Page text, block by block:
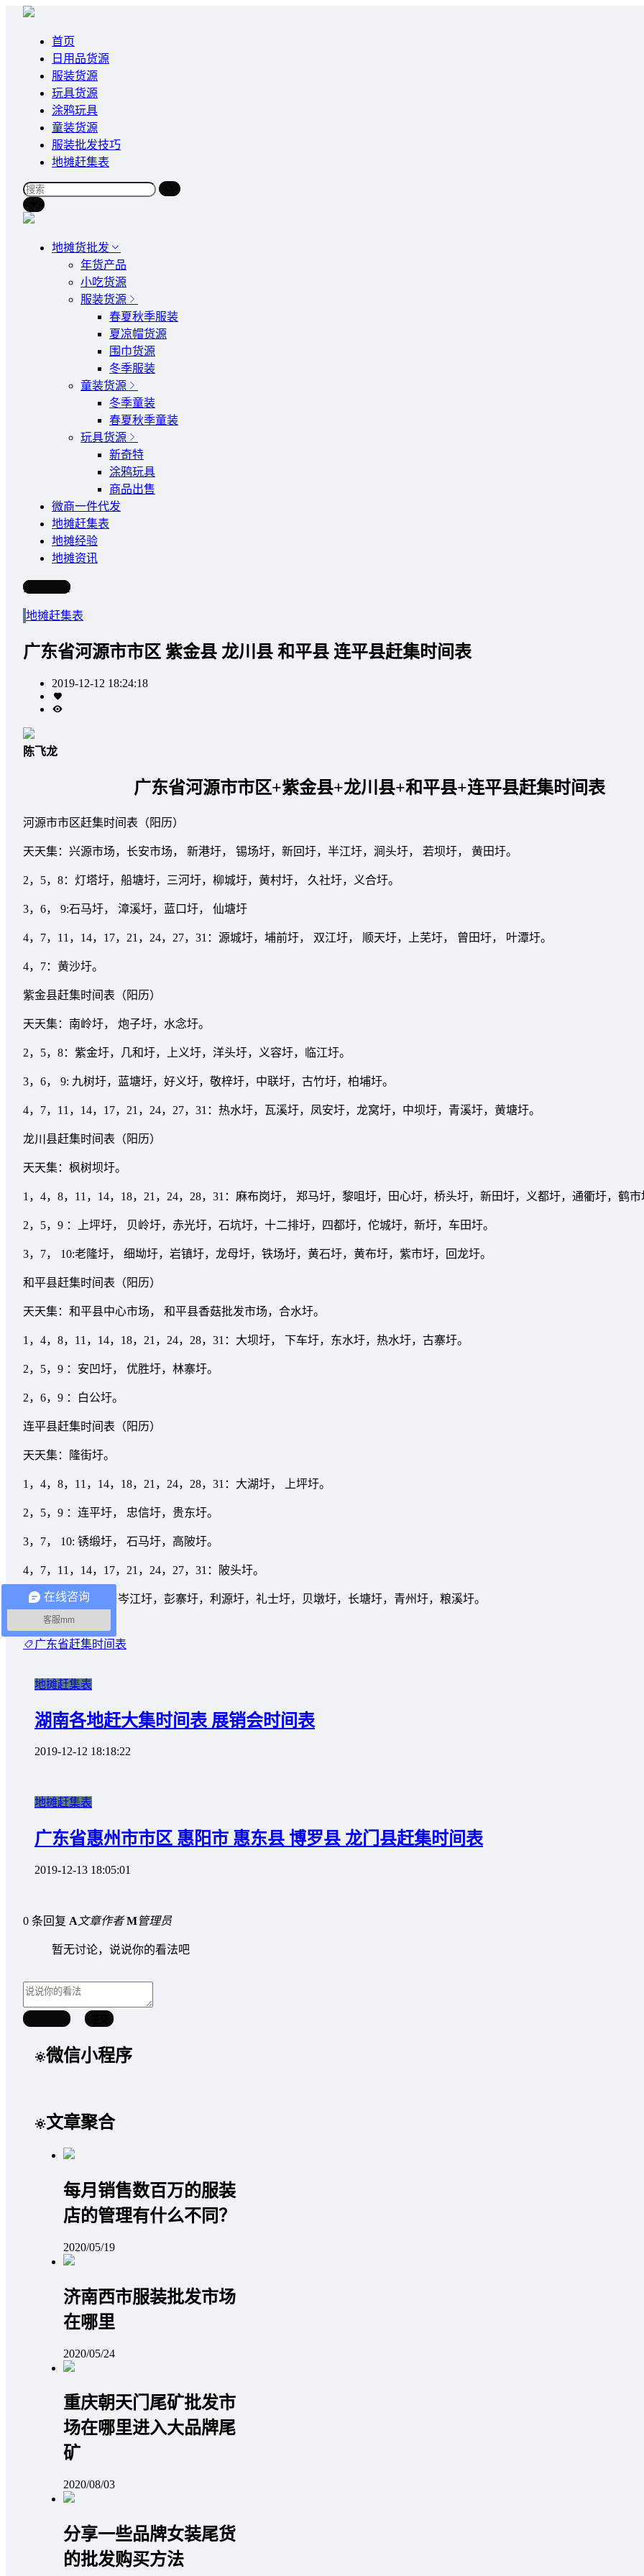
首页
日用品货源
服装货源
玩具货源
涂鸦玩具
童装货源
服装批发技巧
地摊赶集表
地摊货批发
年货产品
小吃货源
服装货源
春夏秋季服装
夏凉帽货源
围巾货源
冬季服装
童装货源
冬季童装
春夏秋季童装
玩具货源
新奇特
涂鸦玩具
商品出售
微商一件代发
地摊赶集表
地摊经验
地摊资讯
写文章
地摊赶集表
广东省河源市市区 紫金县 龙川县 和平县 连平县赶集时间表
2019-12-12 18:24:18
陈飞龙
广东省河源市市区+紫金县+龙川县+和平县+连平县赶集时间表
河源市市区赶集时间表（阳历）
天天集：兴源市场，长安市场， 新港圩， 锡场圩，新回圩，半江圩，涧头圩， 若坝圩， 黄田圩。
2，5，8：灯塔圩，船塘圩，三河圩，柳城圩，黄村圩， 久社圩，义合圩。
3，6， 9:石马圩， 漳溪圩，蓝口圩， 仙塘圩
4，7，11，14，17，21，24，27，31：源城圩，埔前圩， 双江圩， 顺天圩，上芜圩， 曾田圩， 叶潭圩。
4，7：黄沙圩。
紫金县赶集时间表（阳历）
天天集：南岭圩， 炮子圩，水念圩。
2，5，8：紫金圩，几和圩，上义圩，洋头圩，义容圩，临江圩。
3，6， 9: 九树圩，蓝塘圩，好义圩，敬梓圩，中联圩，古竹圩，柏埔圩。
4，7，11，14，17，21，24，27，31：热水圩，瓦溪圩，凤安圩，龙窝圩，中坝圩，青溪圩，黄塘圩。
龙川县赶集时间表（阳历）
天天集：枫树坝圩。
1，4，8，11，14，18，21，24，28，31：麻布岗圩， 郑马圩，黎咀圩，田心圩，桥头圩，新田圩，义都圩，通衢圩，鹤市
2，5，9 ：上坪圩， 贝岭圩，赤光圩，石坑圩，十二排圩，四都圩，佗城圩，新圩，车田圩。
3，7， 10:老隆圩， 细坳圩，岩镇圩，龙母圩，铁场圩，黄石圩，黄布圩，紫市圩，回龙圩。
和平县赶集时间表（阳历）
天天集：和平县中心市场， 和平县香菇批发市场，合水圩。
1，4，8，11，14，18，21，24，28，31：大坝圩， 下车圩，东水圩，热水圩，古寨圩。
2，5，9 ：安凹圩， 优胜圩，林寨圩。
2，6，9 ：白公圩。
连平县赶集时间表（阳历）
天天集：隆街圩。
1，4，8，11，14，18，21，24，28，31：大湖圩， 上坪圩。
2，5，9 ：连平圩， 忠信圩，贵东圩。
3，7， 10: 锈缎圩， 石马圩，高陂圩。
4，7，11，14，17，21，24，27，31：陂头圩。
3，7，10:上陵街，岑江圩，彭寨圩，利源圩，礼士圩，贝墩圩，长塘圩，青州圩，粮溪圩。
海报分享
广东省赶集时间表
地摊赶集表
湖南各地赶大集时间表 展销会时间表
2019-12-12 18:18:22
地摊赶集表
广东省惠州市市区 惠阳市 惠东县 博罗县 龙门县赶集时间表
2019-12-13 18:05:01
0 条回复 A 文章作者 M管理员
暂无讨论，说说你的看法吧
微信小程序
文章聚合
每月销售数百万的服装
店的管理有什么不同？
2020/05/19
济南西市服装批发市场
在哪里
2020/05/24
重庆朝天门尾矿批发市
场在哪里进入大品牌尾
矿
2020/08/03
分享一些品牌女装尾货
的批发购买方法
在线咨询
客服mm